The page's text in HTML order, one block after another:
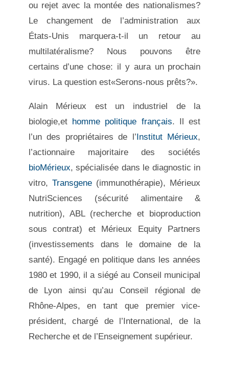
ou rejet avec la montée des nationalismes?
Le changement de l’administration aux
États-Unis marquera-t-il un retour au
multilatéralisme? Nous pouvons être
certains d’une chose: il y aura un prochain
virus. La question est«Serons-nous prêts?».
Alain Mérieux est un industriel de la
biologie,et homme politique français. Il est
l’un des propriétaires de l’Institut Mérieux,
l’actionnaire majoritaire des sociétés
bioMérieux, spécialisée dans le diagnostic in
vitro, Transgene(immunothérapie), Mérieux
NutriSciences (sécurité alimentaire &
nutrition), ABL (recherche et bioproduction
sous contrat) et Mérieux Equity Partners
(investissements dans le domaine de la
santé). Engagé en politique dans les années
1980 et 1990, il a siégé au Conseil municipal
de Lyon ainsi qu’au Conseil régional de
Rhône-Alpes, en tant que premier vice-
président, chargé de l’International, de la
Recherche et de l’Enseignement supérieur.